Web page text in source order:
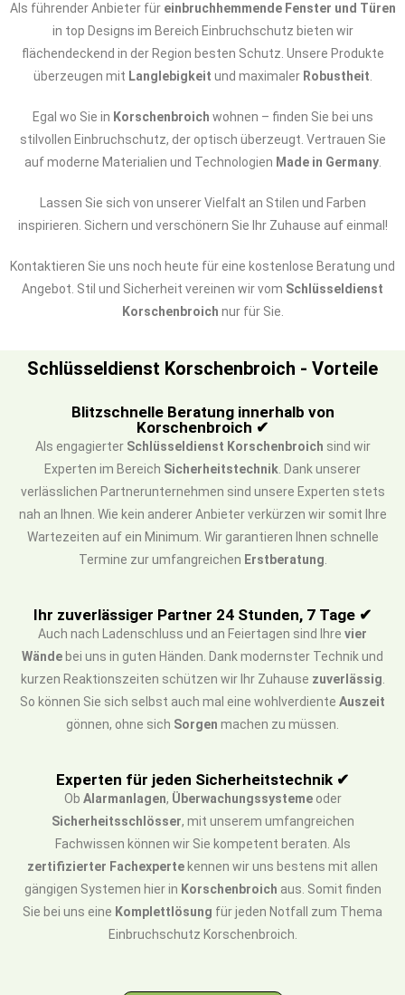
Als führender Anbieter für einbruchhemmende Fenster und Türen
in top Designs im Bereich Einbruchschutz bieten wir
flächendeckend in der Region besten Schutz. Unsere Produkte
überzeugen mit Langlebigkeit und maximaler Robustheit
Egal wo Sie in Korschenbroich wohnen – finden Sie bei uns
stilvollen Einbruchschutz, der optisch überzeugt. Vertrauen Sie
auf moderne Materialien und Technologien Made in Germany.
Lassen Sie sich von unserer Vielfalt an Stilen und Farben
inspirieren. Sichern und verschönern Sie Ihr Zuhause auf einmal!
Kontaktieren Sie uns noch heute für eine kostenlose Beratung und
Angebot. Stil und Sicherheit vereinen wir vom Schlüsseldienst
Korschenbroich nur für Sie.
Schlüsseldienst Korschenbroich - Vorteile
Blitzschnelle Beratung innerhalb von
Korschenbroich ✔
Als engagierter Schlüsseldienst Korschenbroich sind wir
Experten im Bereich Sicherheitstechnik . Dank unserer
verlässlichen Partnerunternehmen sind unsere Experten stets
nah an Ihnen. Wie kein anderer Anbieter verkürzen wir somit Ihre
Wartezeiten auf ein Minimum. Wir garantieren Ihnen schnelle
Termine zur umfangreichen Erstberatung
Ihr zuverlässiger Partner 24 Stunden, 7 Tage ✔
Auch nach Ladenschluss und an Feiertagen sind Ihre vier
Wände bei uns in guten Händen. Dank modernster Technik und
kurzen Reaktionszeiten schützen wir Ihr Zuhause zuverlässig
So können Sie sich selbst auch mal eine wohlverdiente Auszeit
gönnen, ohne sich Sorgen machen zu müssen.
Experten für jeden Sicherheitstechnik ✔
Ob Alarmanlagen, Überwachungssystemeoder
Sicherheitsschlösser, mit unserem umfangreichen
Fachwissen können wir Sie kompetent beraten. Als
zertifizierter Fachexperte kennen wir uns bestens mit allen
gängigen Systemen hier in Korschenbroich aus. Somit finden
Sie bei uns eine Komplettlösung für jeden Notfall zum Thema
Einbruchschutz Korschenbroich.